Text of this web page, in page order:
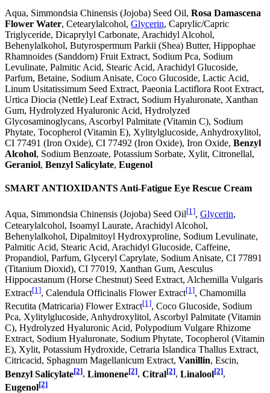
Aqua, Simmondsia Chinensis (Jojoba) Seed Oil, Rosa Damascena
Flower Water, Cetearylalcohol, Glycerin, Caprylic/Capric
Triglyceride, Dicaprylyl Carbonate, Arachidyl Alcohol,
Behenylalkohol, Butyrospermum Parkii (Shea) Butter, Hippophae
Rhamnoides (Sanddorn) Fruit Extract, Sodium Pca, Sodium
Levulinate, Palmitic Acid, Stearic Acid, Arachidyl Glucoside,
Parfum, Betaine, Sodium Anisate, Coco Glucoside, Lactic Acid,
Linum Usitatissimum Seed Extract, Paeonia Lactiflora Root Extract,
Urtica Diocia (Nettle) Leaf Extract, Sodium Hyaluronate, Xanthan
Gum, Hydrolyzed Hyaluronic Acid, Hydrolyzed
Glycosaminoglycans, Ascorbyl Palmitate (Vitamin C), Sodium
Phytate, Tocopherol (Vitamin E), Xylitylglucoside, Anhydroxylitol,
CI 77491 (Iron Oxide), CI 77492 (Iron Oxide), Iron Oxide, Benzyl
Alcohol, Sodium Benzoate, Potassium Sorbate, Xylit, Citronellal,
Geraniol, Benzyl Salicylate, Eugenol
SMART ANTIOXIDANTS Anti-Fatigue Eye Rescue Cream
Aqua, Simmondsia Chinensis (Jojoba) Seed Oil[1], Glycerin,
Cetearylalcohol, Isoamyl Laurate, Arachidyl Alcohol,
Behenylalkohol, Dipalmitoyl Hydroxyproline, Sodium Levulinate,
Palmitic Acid, Stearic Acid, Arachidyl Glucoside, Caffeine,
Propandiol, Parfum, Glyceryl Caprylate, Sodium Anisate, CI 77891
(Titanium Dioxid), CI 77019, Xanthan Gum, Aesculus
Hippocastanum (Horse Chestnut) Seed Extract, Alchemilla Vulgaris
Extract[1], Calendula Officinalis Flower Extract[1], Chamomilla
Recutita (Matricaria) Flower Extract[1], Coco Glucoside, Sodium
Pca, Xylitylglucoside, Anhydroxylitol, Ascorbyl Palmitate (Vitamin
C), Hydrolyzed Hyaluronic Acid, Polypodium Vulgare Rhizome
Extract, Sodium Hyaluronate, Sodium Phytate, Tocopherol (Vitamin
E), Xylit, Potassium Hydroxide, Cetraria Islandica Thallus Extract,
Citricacid, Sphagnum Magellanicum Extract, Vanillin, Escin,
Benzyl Salicylate[2], Limonene[2], Citral[2], Linalool[2],
Eugenol[2]